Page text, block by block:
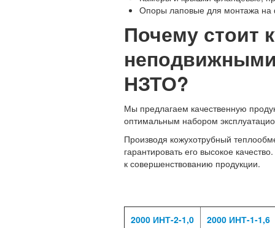
Опоры лаповые для монтажа на
Почему стоит
НЗТО?
Мы предлагаем качественную
оптимальным набором
Производя кожухотрубный
гарантировать его высокое
к совершенствованию продукции.
2000 ИНТ-2-1,0 2000 ИНТ-1-1,6